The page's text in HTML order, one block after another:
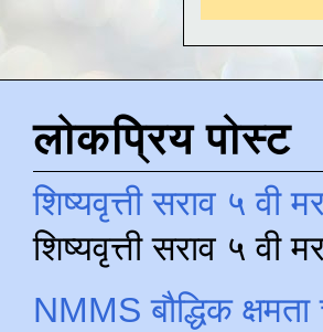
लोकप्रिय पोस्ट
शिष्यवृत्ती सराव ५ वी
शिष्यवृत्ती सराव ५
NMMS बौद्धिक